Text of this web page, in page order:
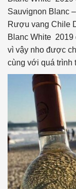
Sauvignon Blanc
Rượu vang Chile
Blanc White 2019
vì vậy nho được
cùng với quá trình